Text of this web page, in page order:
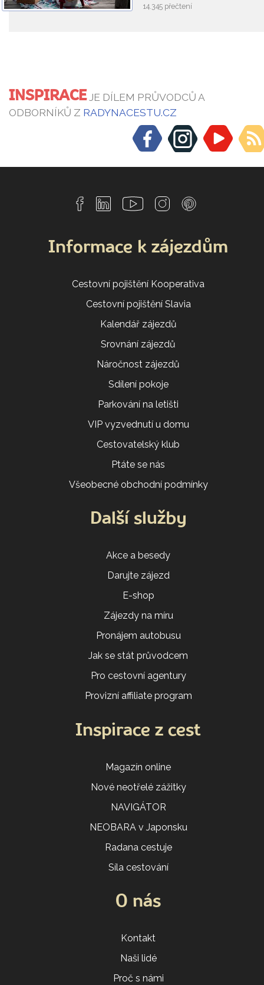
14.345 přečtení
INSPIRACEJE DÍLEM PRŮVODCŮ A
ODBORNÍKŮ Z RADYNACESTU.CZ
Informace k zájezdům
Cestovní pojištění Kooperativa
Cestovní pojištění Slavia
Kalendář zájezdů
Srovnání zájezdů
Náročnost zájezdů
Sdílení pokoje
Parkování na letišti
VIP vyzvednutí u domu
Cestovatelský klub
Ptáte se nás
Všeobecné obchodní podmínky
Další služby
Akce a besedy
Darujte zájezd
E-shop
Zájezdy na míru
Pronájem autobusu
Jak se stát průvodcem
Pro cestovní agentury
Provizní affiliate program
Inspirace z cest
Magazín online
Nové neotřelé zážitky
NAVIGÁTOR
NEOBARA v Japonsku
Radana cestuje
Síla cestování
O nás
Kontakt
Naši lidé
Proč s námi